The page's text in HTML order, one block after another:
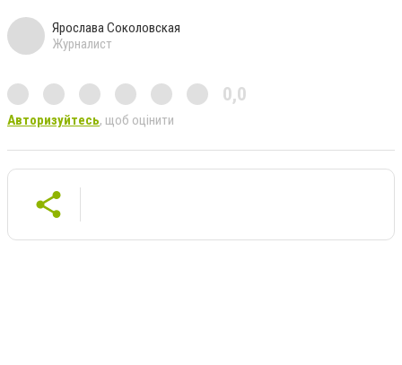
Ярослава Соколовская
Журналист
0,0
Авторизуйтесь, щоб оцінити